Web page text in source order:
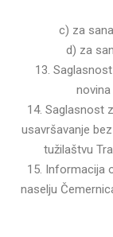
c) za
d) za
13.
14. Saglasnost
usavršavanje
tužilaštvu
15. Informacija
naselju